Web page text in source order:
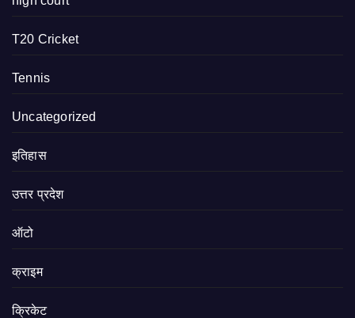
T20 Cricket
Tennis
Uncategorized
इतिहास
उत्तर प्रदेश
ऑटो
क्राइम
क्रिकेट